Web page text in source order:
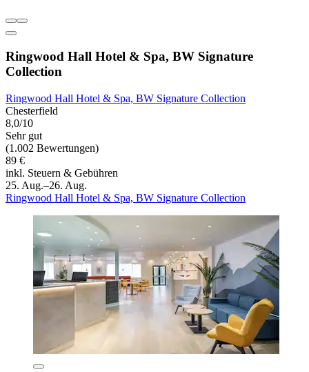
Ringwood Hall Hotel & Spa, BW Signature
Collection
Ringwood Hall Hotel & Spa, BW Signature Collection
Chesterfield
8,0/10
Sehr gut
(1.002 Bewertungen)
89 €
inkl. Steuern & Gebühren
25. Aug.–26. Aug.
Ringwood Hall Hotel & Spa, BW Signature Collection